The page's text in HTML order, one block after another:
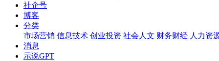
社企号
博客
分类
市场营销 信息技术 创业投资 社会人文 财务财经 人力资
消息
示说GPT